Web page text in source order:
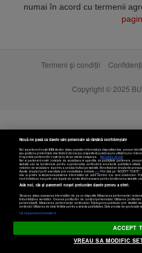
numai în acord cu termenii
Termeni și condiții
Copyright © 2025
Setări cookies
Nouă ne pasă ca datele tale personale să rămână confidențiale
Noi și partenerii noștri589stocăm și/sau accesăm informații pe dispozitivul dvs., precum
sau gestiona preferințele dvs. făcând clic mai jos, respectiv vă puteți opune utilizării unui
fi raportate partenerilor noștri și nu vă vor afecta navigarea.
Mai multe detalii
Noi si partenerii nostri (retelele de socializare si agentiile de publicitate partenere,
website-ului sa functioneze, pentru a personaliza continutul si anunturile publicitare
retelelor de socializare si pentru a analiza traficul pe website. Beneficiati de drepturile
Aceste drepturi pot fi exercitate prin modalitatea indicataaici. Prin click pe “ACCEPT
dvs. cu privire la stocarea/accesarea informatiilor de catre Vendor-ii cu care colaboram. Prin
mod individual, mai putin cele legate de cookie strict necesare pentru functionarea website-
Atât noi, cât și partenerii noștri prelucrăm datele pentru a oferi:
Stocarea și/sau accesarea informațiilor de pe un dispozitiv. Măsurarea performanței
îmbunătățirea serviciilor. Crearea profilurilor de conținut personalizat. Utilizarea
personalizată. Măsurarea performanței conținutului. Înțelegerea publicului prin statistici
conținutul. Utilizarea de date limitate pentru a selecta publicitatea. Date precise de geolocație
Listă parteneri (furnizori)
ACCEPT
VREAU SA MODIFIC